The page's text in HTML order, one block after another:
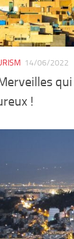
14/06/2022
!